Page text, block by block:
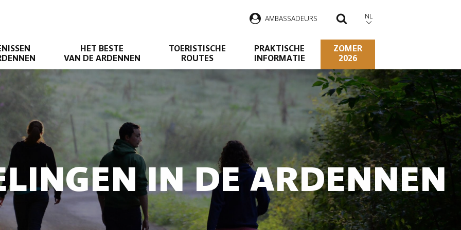
AMBASSADEURS ZOEKEN
NL
HET BESTE
VAN DE ARDENNEN
TOERISTISCHE
ROUTES
PRAKTISCHE
INFORMATIE
ZOMER
2026
IN DE ARDENNEN